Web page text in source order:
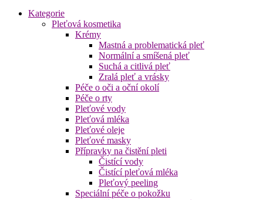
Kategorie
Pleťová kosmetika
Krémy
Mastná a problematická pleť
Normální a smíšená pleť
Suchá a citlivá pleť
Zralá pleť a vrásky
Péče o oči a oční okolí
Péče o rty
Pleťové vody
Pleťová mléka
Pleťové oleje
Pleťové masky
Přípravky na čistění pleti
Čistící vody
Čistící pleťová mléka
Pleťový peeling
Speciální péče o pokožku